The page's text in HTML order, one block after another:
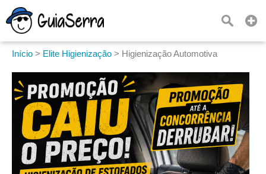
Início > Elite Higienização > Higienização Automotiva